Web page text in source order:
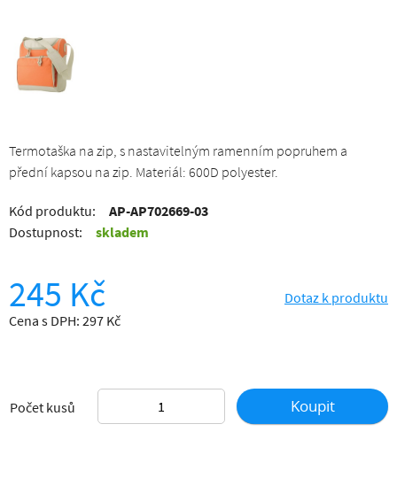
Termotaška na zip, s nastavitelným ramenním popruhem a
přední kapsou na zip. Materiál: 600D polyester.
Kód produktu:
AP-AP702669-03
Dostupnost:
skladem
245 Kč
Cena s DPH: 297 Kč
Dotaz k produktu
Počet kusů Koupit